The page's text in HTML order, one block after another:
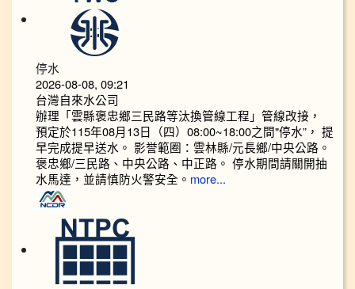
停水
2026-08-08, 09:21
台灣自來水公司
辦理「雲縣褒忠鄉三民路等汰換管線工程」管線改接，
預定於115年08月13日（四）08:00~18:00之間"停水”， 提
早完成提早送水。 影誉範圈：雲林縣/元長鄉/中央公路。
褒忠鄉/三民路、中央公路、中正路。 停水期間請關開抽
水馬達，並請慎防火警安全。 more...